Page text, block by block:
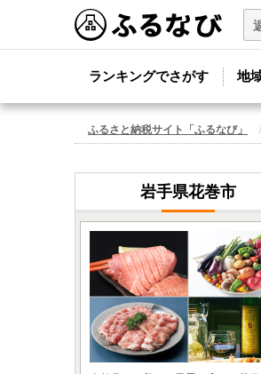
ランキングでさがす 地
ふるさと納税サイト「ふるなび」
岩手県花巻市